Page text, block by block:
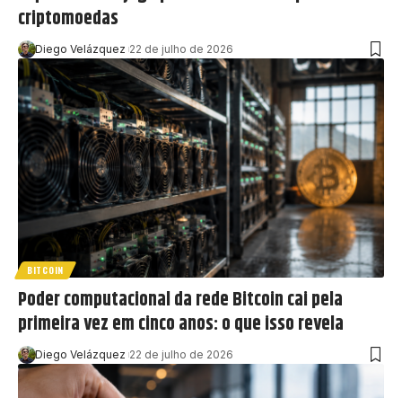
criptomoedas
Diego Velázquez 22 de julho de 2026
BITCOIN
Poder computacional da rede Bitcoin cai pela
primeira vez em cinco anos: o que isso revela
Diego Velázquez 22 de julho de 2026